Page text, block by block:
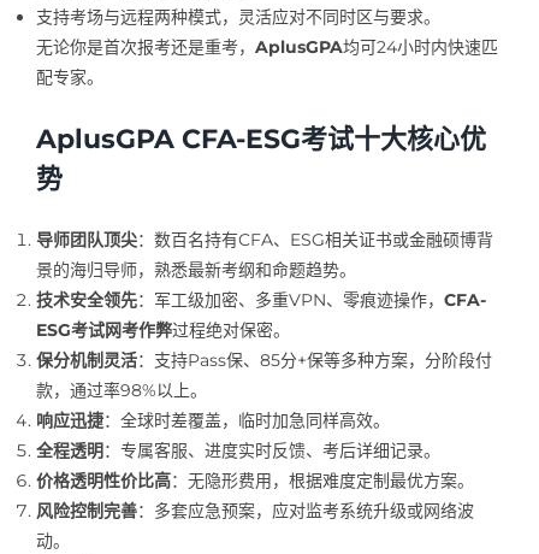
支持考场与远程两种模式，灵活应对不同时区与要求。
无论你是首次报考还是重考， AplusGPA均可24小时内快速匹
配专家。
AplusGPA CFA-ESG考试十大核心优
势
导师团队顶尖：数百名持有CFA、ESG相关证书或金融硕博背
景的海归导师，熟悉最新考纲和命题趋势。
技术安全领先：军工级加密、多重VPN、零痕迹操作， CFA-
ESG考试网考作弊过程绝对保密。
保分机制灵活：支持Pass保、85分+保等多种方案，分阶段付
款，通过率98%以上。
响应迅捷：全球时差覆盖，临时加急同样高效。
全程透明 ：专属客服、进度实时反馈、考后详细记录。
价格透明性价比高：无隐形费用，根据难度定制最优方案。
风险控制完善：多套应急预案，应对监考系统升级或网络波
动。